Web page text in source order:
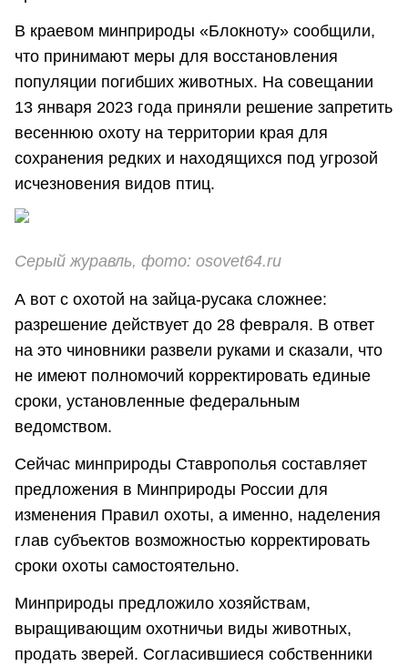
В краевом минприроды «Блокноту» сообщили,
что принимают меры для восстановления
популяции погибших животных. На совещании
13 января 2023 года приняли решение запретить
весеннюю охоту на территории края для
сохранения редких и находящихся под угрозой
исчезновения видов птиц.
Серый журавль, фото: osovet64.ru
А вот с охотой на зайца-русака сложнее:
разрешение действует до 28 февраля. В ответ
на это чиновники развели руками и сказали, что
не имеют полномочий корректировать единые
сроки, установленные федеральным
ведомством.
Сейчас минприроды Ставрополья составляет
предложения в Минприроды России для
изменения Правил охоты, а именно, наделения
глав субъектов возможностью корректировать
сроки охоты самостоятельно.
Минприроды предложило хозяйствам,
выращивающим охотничьи виды животных,
продать зверей. Согласившиеся собственники